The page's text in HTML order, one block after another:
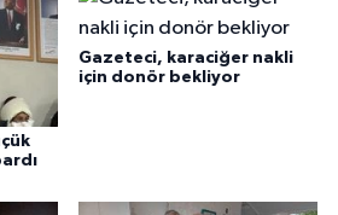
Gazeteci, karaciğer nakli
için donör bekliyor